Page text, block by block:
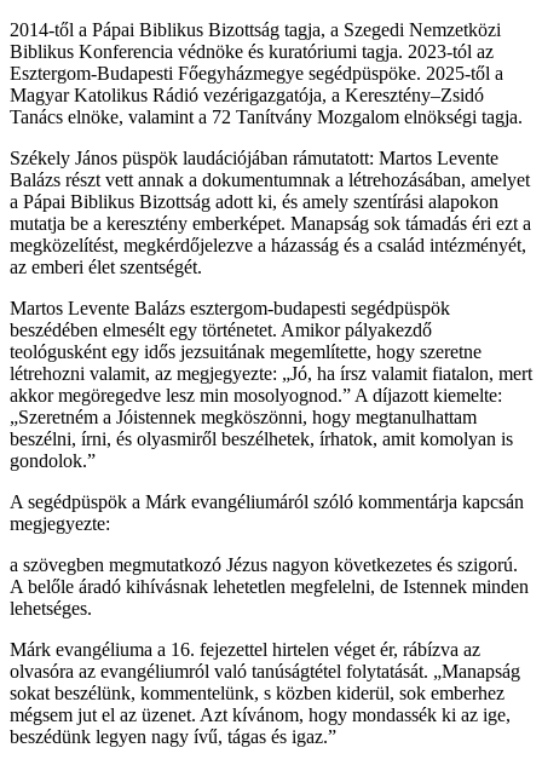
2014-től a Pápai Biblikus Bizottság tagja, a Szegedi Nemzetközi
Biblikus Konferencia védnöke és kuratóriumi tagja. 2023-tól az
Esztergom-Budapesti Főegyházmegye segédpüspöke. 2025-től a
Magyar Katolikus Rádió vezérigazgatója, a Keresztény–Zsidó
Tanács elnöke, valamint a 72 Tanítvány Mozgalom elnökségi tagja.
Székely János püspök laudációjában rámutatott: Martos Levente
Balázs részt vett annak a dokumentumnak a létrehozásában, amelyet
a Pápai Biblikus Bizottság adott ki, és amely szentírási alapokon
mutatja be a keresztény emberképet. Manapság sok támadás éri ezt a
megközelítést, megkérdőjelezve a házasság és a család intézményét,
az emberi élet szentségét.
Martos Levente Balázs esztergom-budapesti segédpüspök
beszédében elmesélt egy történetet. Amikor pályakezdő
teológusként egy idős jezsuitának megemlítette, hogy szeretne
létrehozni valamit, az megjegyezte: „Jó, ha írsz valamit fiatalon, mert
akkor megöregedve lesz min mosolyognod.” A díjazott kiemelte:
„Szeretném a Jóistennek megköszönni, hogy megtanulhattam
beszélni, írni, és olyasmiről beszélhetek, írhatok, amit komolyan is
gondolok.”
A segédpüspök a Márk evangéliumáról szóló kommentárja kapcsán
megjegyezte:
a szövegben megmutatkozó Jézus nagyon következetes és szigorú.
A belőle áradó kihívásnak lehetetlen megfelelni, de Istennek minden
lehetséges.
Márk evangéliuma a 16. fejezettel hirtelen véget ér, rábízva az
olvasóra az evangéliumról való tanúságtétel folytatását. „Manapság
sokat beszélünk, kommentelünk, s közben kiderül, sok emberhez
mégsem jut el az üzenet. Azt kívánom, hogy mondassék ki az ige,
beszédünk legyen nagy ívű, tágas és igaz.”